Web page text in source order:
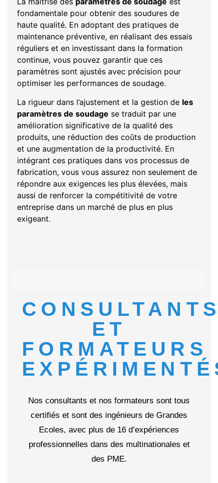
fondamentale pour obtenir des soudures de
haute qualité. En adoptant des pratiques de
maintenance préventive, en réalisant des essais
réguliers et en investissant dans la formation
continue, vous pouvez garantir que ces
paramètres sont ajustés avec précision pour
optimiser les performances de soudage.
La rigueur dans l’ajustement et la gestion de les
paramètres de soudage se traduit par une
amélioration significative de la qualité des
produits, une réduction des coûts de production
et une augmentation de la productivité. En
intégrant ces pratiques dans vos processus de
fabrication, vous vous assurez non seulement de
répondre aux exigences les plus élevées, mais
aussi de renforcer la compétitivité de votre
entreprise dans un marché de plus en plus
exigeant.
ET
FORMATEURS
Nos consultants et nos formateurs sont tous
certifiés et sont des ingénieurs de Grandes
Ecoles, avec plus de 16 d’expériences
professionnelles dans des multinationales et
des PME.